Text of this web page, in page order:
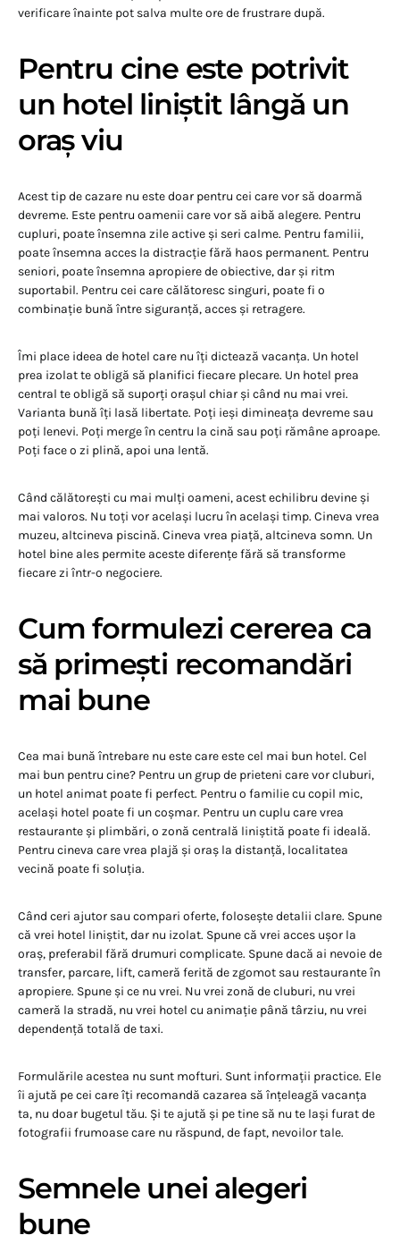
verificare înainte pot salva multe ore de frustrare după.
Pentru cine este potrivit
un hotel liniștit lângă un
oraș viu
Acest tip de cazare nu este doar pentru cei care vor să doarmă
devreme. Este pentru oamenii care vor să aibă alegere. Pentru
cupluri, poate însemna zile active și seri calme. Pentru familii,
poate însemna acces la distracție fără haos permanent. Pentru
seniori, poate însemna apropiere de obiective, dar și ritm
suportabil. Pentru cei care călătoresc singuri, poate fi o
combinație bună între siguranță, acces și retragere.
Îmi place ideea de hotel care nu îți dictează vacanța. Un hotel
prea izolat te obligă să planifici fiecare plecare. Un hotel prea
central te obligă să suporți orașul chiar și când nu mai vrei.
Varianta bună îți lasă libertate. Poți ieși dimineața devreme sau
poți lenevi. Poți merge în centru la cină sau poți rămâne aproape.
Poți face o zi plină, apoi una lentă.
Când călătorești cu mai mulți oameni, acest echilibru devine și
mai valoros. Nu toți vor același lucru în același timp. Cineva vrea
muzeu, altcineva piscină. Cineva vrea piață, altcineva somn. Un
hotel bine ales permite aceste diferențe fără să transforme
fiecare zi într-o negociere.
Cum formulezi cererea ca
să primești recomandări
mai bune
Cea mai bună întrebare nu este care este cel mai bun hotel. Cel
mai bun pentru cine? Pentru un grup de prieteni care vor cluburi,
un hotel animat poate fi perfect. Pentru o familie cu copil mic,
același hotel poate fi un coșmar. Pentru un cuplu care vrea
restaurante și plimbări, o zonă centrală liniștită poate fi ideală.
Pentru cineva care vrea plajă și oraș la distanță, localitatea
vecină poate fi soluția.
Când ceri ajutor sau compari oferte, folosește detalii clare. Spune
că vrei hotel liniștit, dar nu izolat. Spune că vrei acces ușor la
oraș, preferabil fără drumuri complicate. Spune dacă ai nevoie de
transfer, parcare, lift, cameră ferită de zgomot sau restaurante în
apropiere. Spune și ce nu vrei. Nu vrei zonă de cluburi, nu vrei
cameră la stradă, nu vrei hotel cu animație până târziu, nu vrei
dependență totală de taxi.
Formulările acestea nu sunt mofturi. Sunt informații practice. Ele
îi ajută pe cei care îți recomandă cazarea să înțeleagă vacanța
ta, nu doar bugetul tău. Și te ajută și pe tine să nu te lași furat de
fotografii frumoase care nu răspund, de fapt, nevoilor tale.
Semnele unei alegeri
bune